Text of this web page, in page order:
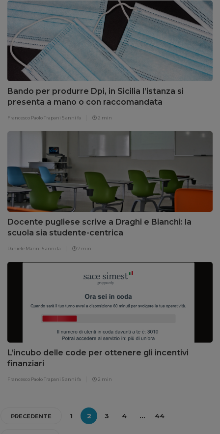
Bando per produrre Dpi, in Sicilia l’istanza si
presenta a mano o con raccomandata
Francesco Paolo Trapani 5 anni fa 2 min
Docente pugliese scrive a Draghi e Bianchi: la
scuola sia studente-centrica
Daniele Manni 5 anni fa 7 min
L’incubo delle code per ottenere gli incentivi
finanziari
Francesco Paolo Trapani 5 anni fa 2 min
PRECEDENTE 1 2 3 4 … 44